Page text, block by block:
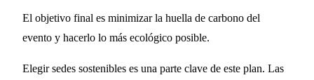
El objetivo final es minimizar la huella de carbono del
evento y hacerlo lo más ecológico posible.
Elegir sedes sostenibles es una parte clave de este plan. Las